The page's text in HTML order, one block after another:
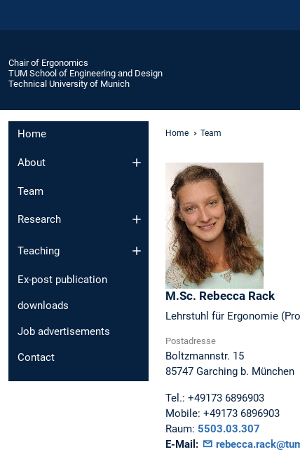
Chair of Ergonomics
TUM School of Engineering and Design
Technical University of Munich
Home
About
Team
Research
Teaching
Ex-post publication
downloads
Job advertisements
Contact
Home Team
M.Sc. Rebecca Rack
Lehrstuhl für Ergonomie
Postadresse
Boltzmannstr. 15
85747 Garching b. München
Tel.: +49173 6896903
Mobile: +49173 6896903
Raum: 5503.03.307
E-Mail: